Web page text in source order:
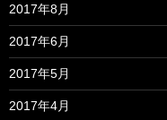
2017年8月
2017年6月
2017年5月
2017年4月